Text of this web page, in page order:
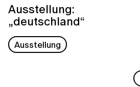
Ausstellung:
„deutschland“
Ausstellung